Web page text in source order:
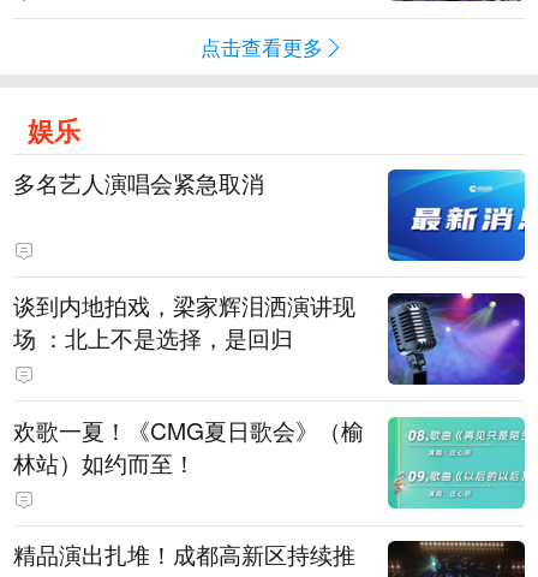
点击查看更多
娱乐
多名艺人演唱会紧急取消
谈到内地拍戏，梁家辉泪洒演讲现
场 ：北上不是选择，是回归
欢歌一夏！《CMG夏日歌会》（榆
林站）如约而至！
精品演出扎堆！成都高新区持续推